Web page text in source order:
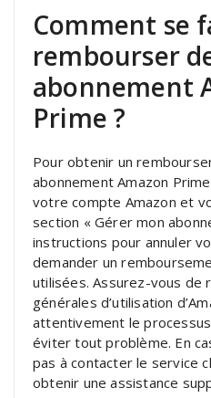
Comment se
rembourser
abonnement
Prime ?
Pour obtenir un
abonnement Amazon
votre compte Amazon et
section « Gérer mon
instructions pour annuler
demander un
utilisées. Assurez-vous de
générales d’utilisation
attentivement le
éviter tout problème. En
pas à contacter le service
obtenir une assistance